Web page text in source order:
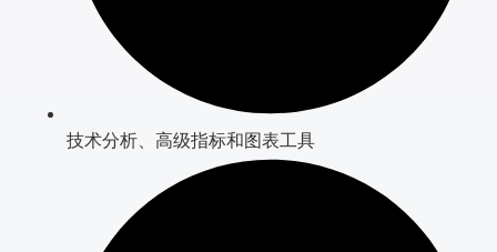
技术分析、高级指标和图表工具